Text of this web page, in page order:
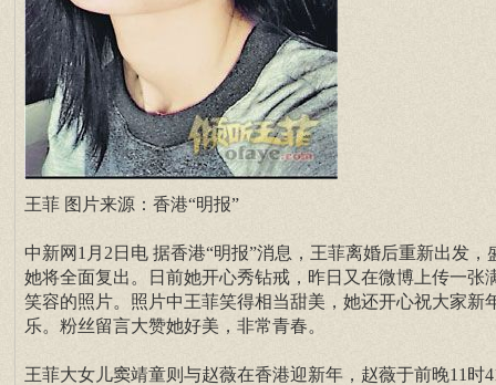
王菲 图片来源：香港“明报”
中新网1月2日电 据香港“明报”消息，王菲离婚后重新出发，
她将全面复出。日前她开心秀钻戒，昨日又在微博上传一张
笑容的照片。照片中王菲笑得相当甜美，她还开心祝大家新
乐。粉丝留言大赞她好美，非常青春。
王菲大女儿窦靖童则与赵薇在香港迎新年，赵薇于前晚11时